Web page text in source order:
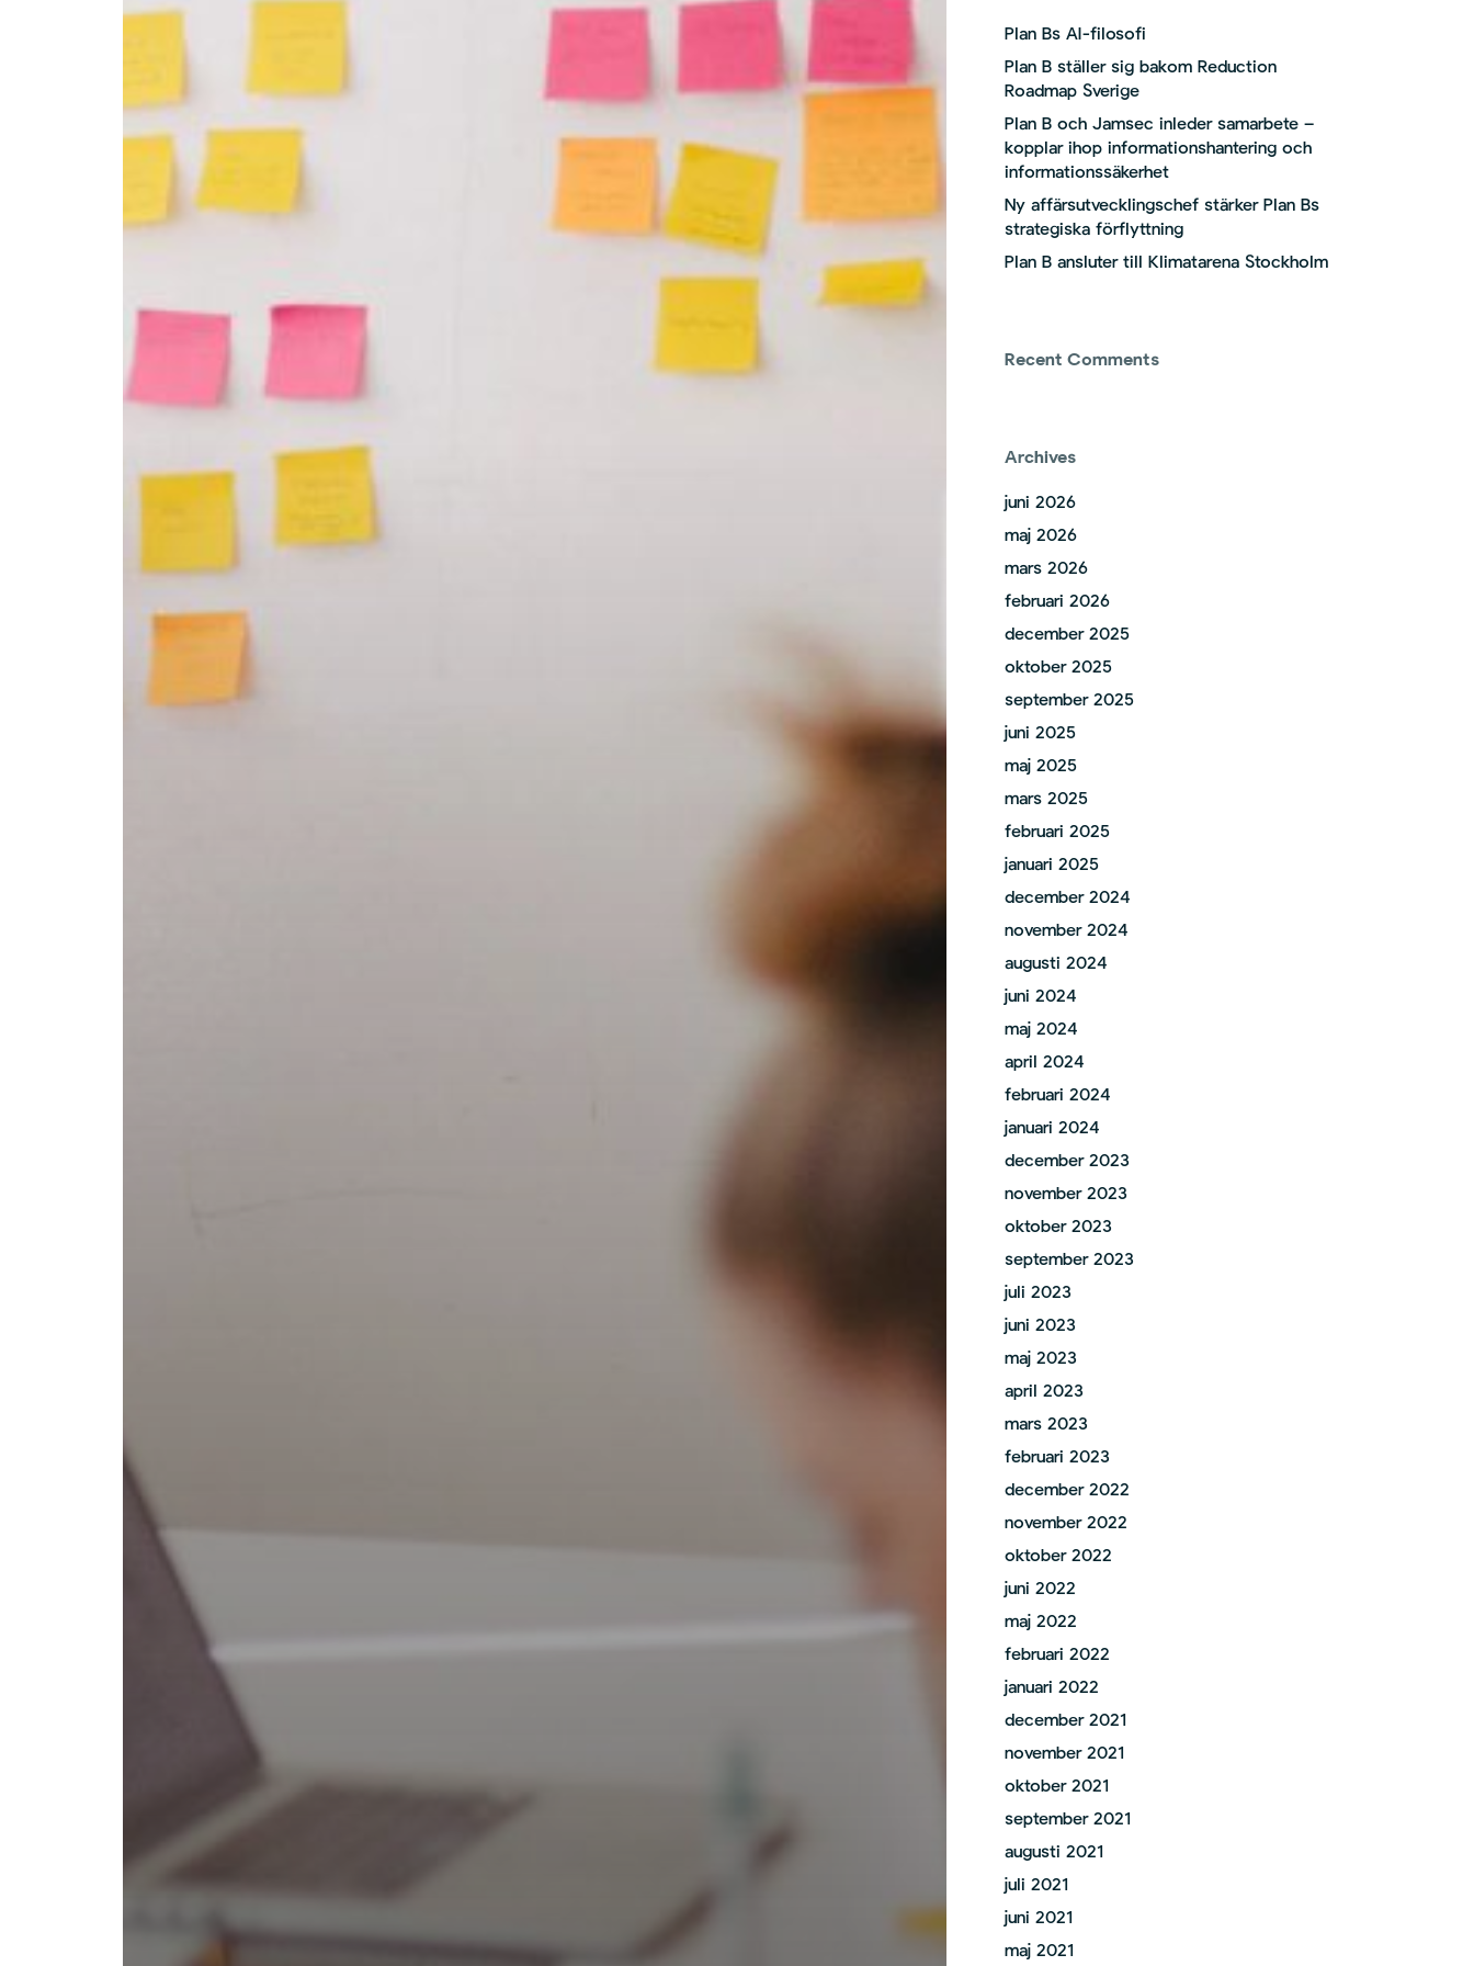
Plan Bs AI-filosofi
Plan B ställer sig bakom Reduction
Roadmap Sverige
Plan B och Jamsec inleder samarbete –
kopplar ihop informationshantering och
informationssäkerhet
Ny affärsutvecklingschef stärker Plan Bs
strategiska förflyttning
Plan B ansluter till Klimatarena Stockholm
Recent Comments
Archives
juni 2026
maj 2026
mars 2026
februari 2026
december 2025
oktober 2025
september 2025
juni 2025
maj 2025
mars 2025
februari 2025
januari 2025
december 2024
november 2024
augusti 2024
juni 2024
maj 2024
april 2024
februari 2024
januari 2024
december 2023
november 2023
oktober 2023
september 2023
juli 2023
juni 2023
maj 2023
april 2023
mars 2023
februari 2023
december 2022
november 2022
oktober 2022
juni 2022
maj 2022
februari 2022
januari 2022
december 2021
november 2021
oktober 2021
september 2021
augusti 2021
juli 2021
juni 2021
maj 2021